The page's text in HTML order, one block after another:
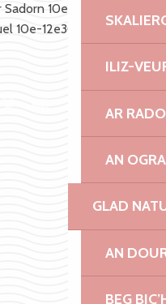
ILIZ-
AR
AN
GLAD
AN
BEG
10e -12e30 ha 14e30
10e-12e30